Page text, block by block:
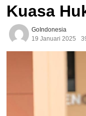
Kuasa
GoIndonesia
19 Januari 2025